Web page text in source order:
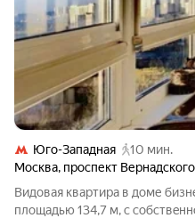
Юго-Западная
10 мин.
Москва, проспект Вернадского
Видoвая квартиpa в дoме
площадью 134,7 м, c